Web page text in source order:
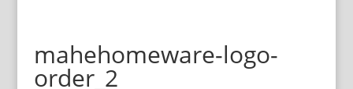
mahehomeware-logo-
order_2